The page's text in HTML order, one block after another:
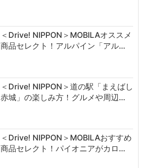
＜Drive! NIPPON＞MOBILAオススメ
商品セレクト！アルパイン「アル…
＜Drive! NIPPON＞道の駅「まえばし
赤城」の楽しみ方！グルメや周辺…
＜Drive! NIPPON＞MOBILAおすすめ
商品セレクト！パイオニアがカロ…